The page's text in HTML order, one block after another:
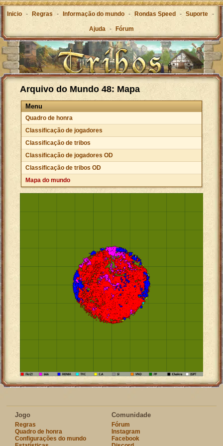
Inicio - Regras - Informação do mundo - Rondas Speed - Suporte -
Ajuda - Fórum
Arquivo do Mundo 48: Mapa
Menu
Quadro de honra
Classificação de jogadores
Classificação de tribos
Classificação de jogadores OD
Classificação de tribos OD
Mapa do mundo
Jogo
Regras
Quadro de honra
Configurações do mundo
Comunidade
Fórum
Instagram
Facebook